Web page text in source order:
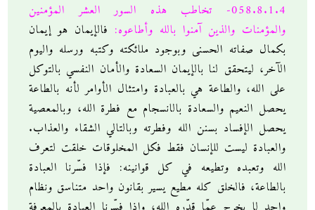
058.8.1.4- تخاطب هذه السور العشر المؤمنين
والمؤمنات والذين آمنوا بالله وأطاعوه: فالإيمان هو إيمان
بكمال صفاته الحسنى وبوجود ملائكته وكتبه ورسله واليوم
الآخر، ليتحقق لنا بالإيمان السعادة والأمان النفسي بالتوكل
على الله، والطاعة هي بالعبادة وامتثال الأوامر لأنه بالطاعة
يحصل النعيم والسعادة بالانسجام مع فطرة الله، وبالمعصية
يحصل الإفساد بسنن الله وفطرته وبالتالي الشقاء والعذاب.
والعبادة ليست للإنسان فقط فكل المخلوقات خلقت لتعرف
الله وتعبده وتطيعه في كل قوانينه: فإذا فسّرنا العبادة
بالطاعة، فالخلق كله مطيع يسير بقانون واحد متناسق ونظام